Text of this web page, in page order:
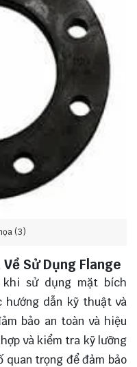
(3)
Sử Dụng Flange
khi sử dụng mặt bích
hướng dẫn kỹ thuật và
bảo an toàn và hiệu
và kiểm tra kỹ lưỡng
trọng để đảm bảo